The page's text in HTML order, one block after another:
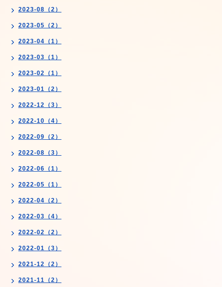
2023-08（2）
2023-05（2）
2023-04（1）
2023-03（1）
2023-02（1）
2023-01（2）
2022-12（3）
2022-10（4）
2022-09（2）
2022-08（3）
2022-06（1）
2022-05（1）
2022-04（2）
2022-03（4）
2022-02（2）
2022-01（3）
2021-12（2）
2021-11（2）